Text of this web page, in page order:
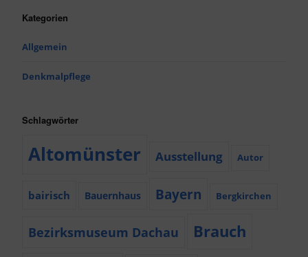
Kategorien
Allgemein
Denkmalpflege
Schlagwörter
Altomünster Ausstellung Autor
bairisch Bauernhaus Bayern Bergkirchen
Bezirksmuseum Dachau Brauch